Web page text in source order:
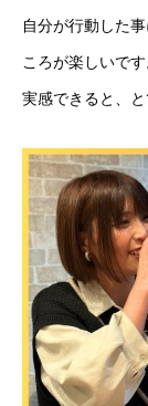
自分が行動した
ころが楽しいで
実感できると、と